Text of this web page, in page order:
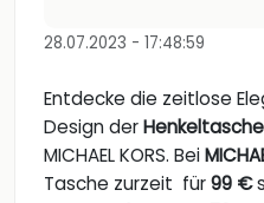
28.07.2023 - 17:48:59
Entdecke die zeitlose
Design der
MICHAEL KORS. Bei
Tasche zurzeit für99 €